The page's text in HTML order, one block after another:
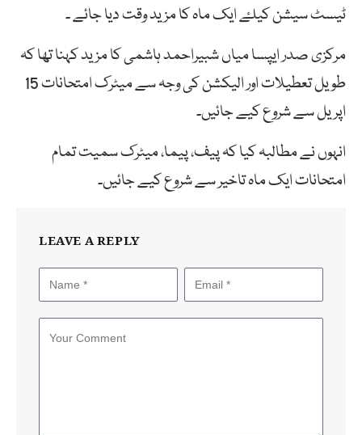
ٹیسٹ سیشن کیلۓ ایک ماہ کا مزید وقت دیا جائے ۔
مرکزی صدر ایپسا میاں شبیراحمد ہاشمی کا مزید کہنا تھا کہ
طویل تعطیلات اور الیکشن کی وجہ سے میٹرک امتحانات 15
اپریل سے شروع کیے جائیں۔
انہوں نے مطالبہ کیا کہ پیف، پیما، میٹرک سمیت تمام
امتحانات ایک ماہ تاخیر سے شروع کیے جائیں۔
LEAVE A REPLY